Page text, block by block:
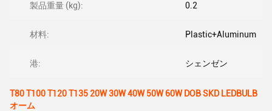
製品重量 (kg): 0.2
材料: Plastic+Aluminum
港: シェンゼン
T80 T100 T120 T135 20W 30W 40W 50W 60W DOB SKD LEDBULB
オーム